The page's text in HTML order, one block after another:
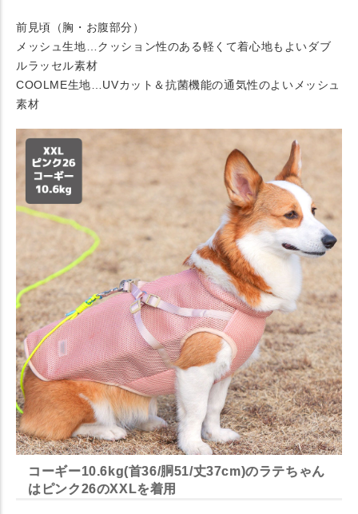
前見頃（胸・お腹部分）
メッシュ生地…クッション性のある軽くて着心地もよいダブ
ルラッセル素材
COOLME生地…UVカット＆抗菌機能の通気性のよいメッシュ
素材
コーギー10.6kg(首36/胴51/丈37cm)のラテちゃん
はピンク26のXXLを着用